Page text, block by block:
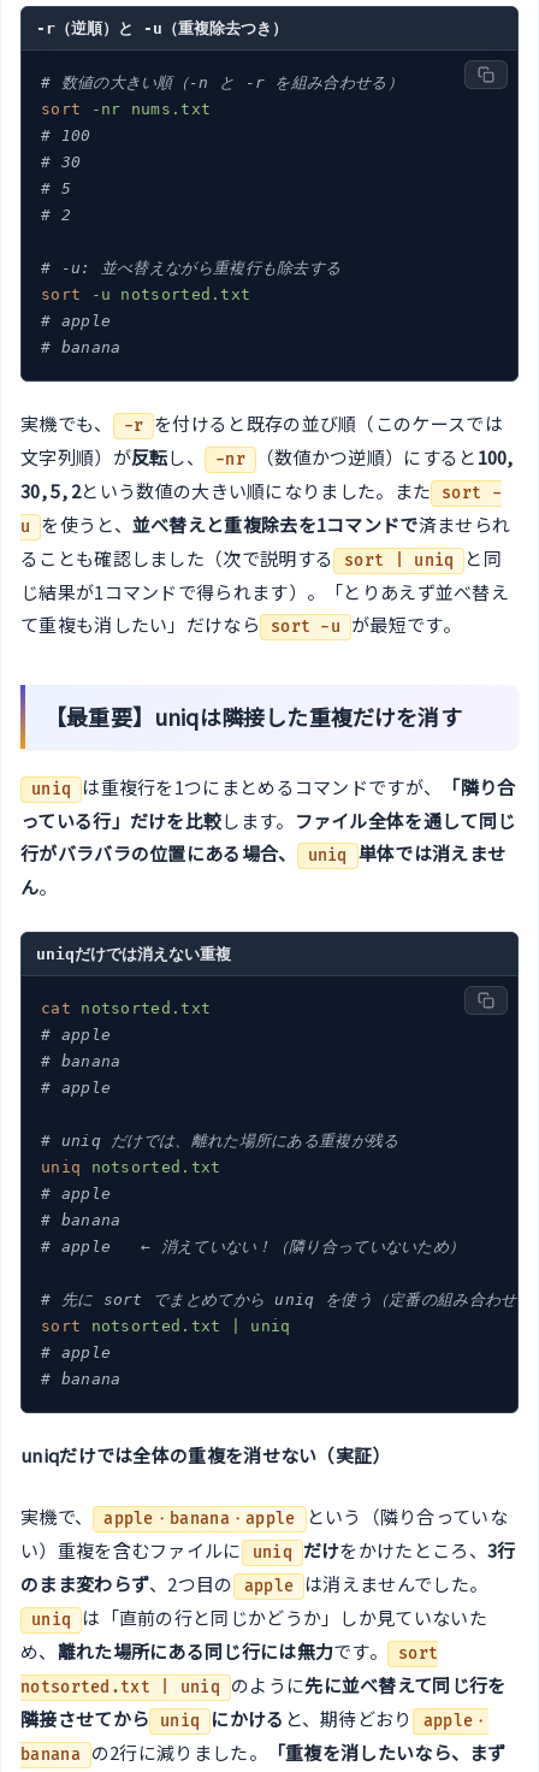
-r（逆順）と -u（重複除去つき）
# 数値の大きい順（-n と -r を組み合わせる）
sort
-nr nums.txt
# 100
# 30
# 5
# 2
# -u: 並べ替えながら重複行も除去する
sort
-u notsorted.txt
# apple
# banana
実機でも、 -r
を付けると既存の並び順（このケースでは
文字列順）が反転し、 -nr （数値かつ逆順）にすると100,
30, 5, 2という数値の大きい順になりました。また
sort -
u
を使うと、 並べ替えと重複除去を1コマンドで済ませられ
ることも確認しました（次で説明する
sort | uniq
と同
じ結果が1コマンドで得られます）。「とりあえず並べ替え
て重複も消したい」だけなら
sort -u が最短です。
【最重要】uniqは隣接した重複だけを消す
uniq は重複行を1つにまとめるコマンドですが、
「隣り合
っている行」だけを比較します。 ファイル全体を通して同じ
行がバラバラの位置にある場合、
uniq
単体では消えませ
ん。
uniqだけでは消えない重複
cat
notsorted.txt
# apple
# banana
# apple
# uniq だけでは、離れた場所にある重複が残る
uniq
notsorted.txt
# apple
# banana
# apple   ← 消えていない！（隣り合っていないため）
# 先に sort でまとめてから uniq を使う（定番の組み合わせ）
sort
notsorted.txt | uniq
# apple
# banana
uniqだけでは全体の重複を消せない（実証）
実機で、 apple・banana・apple
という（隣り合っていな
い）重複を含むファイルに
uniq だけをかけたところ、 3行
のまま変わらず、2つ目の apple は消えませんでした。
uniq
は「直前の行と同じかどうか」しか見ていないた
め、 離れた場所にある同じ行には無力です。
sort
notsorted.txt | uniq
のように先に並べ替えて同じ行を
隣接させてから
uniq にかける と、期待どおり
apple・
banana
の2行に減りました。
「重複を消したいなら、まず